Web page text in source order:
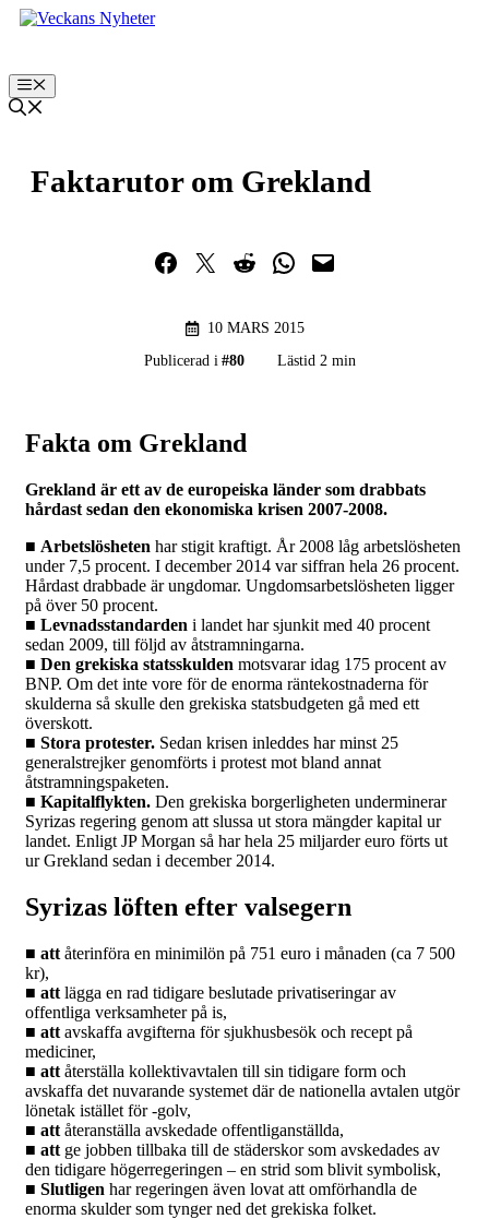
Hoppa
Meny
Faktarutor om Grekland
Dela på Facebook
Dela på TwitterDela på RedditDela i WhatsApp
Maila en länk
10 MARS 2015
Publicerad i #80 Lästid 2 min
Fakta om Grekland
Grekland är ett av de europeiska länder som drabbats
hårdast sedan den ekonomiska krisen 2007-2008.
■ Arbetslösheten har stigit kraftigt. År 2008 låg arbetslösheten
under 7,5 procent. I december 2014 var siffran hela 26 procent.
Hårdast drabbade är ungdomar. Ungdomsarbetslösheten ligger
på över 50 procent.
■ Levnadsstandarden i landet har sjunkit med 40 procent
sedan 2009, till följd av åtstramningarna.
■ Den grekiska statsskulden motsvarar idag 175 procent av
BNP. Om det inte vore för de enorma räntekostnaderna för
skulderna så skulle den grekiska statsbudgeten gå med ett
överskott.
■ Stora protester. Sedan krisen inleddes har minst 25
generalstrejker genomförts i protest mot bland annat
åtstramningspaketen.
■ Kapitalflykten. Den grekiska borgerligheten underminerar
Syrizas regering genom att slussa ut stora mängder kapital ur
landet. Enligt JP Morgan så har hela 25 miljarder euro förts ut
ur Grekland sedan i december 2014.
Syrizas löften efter valsegern
■ att återinföra en minimilön på 751 euro i månaden (ca 7 500
kr),
■ att lägga en rad tidigare beslutade privatiseringar av
offentliga verksamheter på is,
■ att avskaffa avgifterna för sjukhusbesök och recept på
mediciner,
■ att återställa kollektivavtalen till sin tidigare form och
avskaffa det nuvarande systemet där de nationella avtalen utgör
lönetak istället för -golv,
■ att återanställa avskedade offentliganställda,
■ att ge jobben tillbaka till de städerskor som avskedades av
den tidigare högerregeringen – en strid som blivit symbolisk,
■ Slutligen har regeringen även lovat att omförhandla de
enorma skulder som tynger ned det grekiska folket.